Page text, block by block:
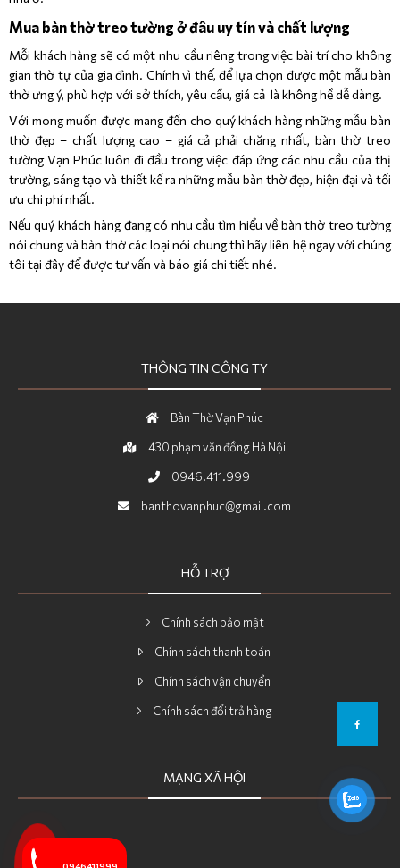
Mua bàn thờ treo tường ở đâu uy tín và chất lượng
Mỗi khách hàng sẽ có một nhu cầu riêng trong việc bài trí cho không
gian thờ tự của gia đình. Chính vì thế, để lựa chọn được một mẫu bàn
thờ ưng ý, phù hợp với sở thích, yêu cầu, giá cả là không hề dễ dàng.
Với mong muốn được mang đến cho quý khách hàng những mẫu bàn
thờ đẹp – chất lượng cao – giá cả phải chăng nhất, bàn thờ treo
tường Vạn Phúc luôn đi đầu trong việc đáp ứng các nhu cầu của thị
trường, sáng tạo và thiết kế ra những mẫu bàn thờ đẹp, hiện đại và tối
ưu chi phí nhất.
Nếu quý khách hàng đang có nhu cầu tìm hiểu về bàn thờ treo tường
nói chung và bàn thờ các loại nói chung thì hãy liên hệ ngay với chúng
tôi tại đây để được tư vấn và báo giá chi tiết nhé.
THÔNG TIN CÔNG TY
Bàn Thờ Vạn Phúc
430 phạm văn đồng Hà Nội
0946.411.999
banthovanphuc@gmail.com
HỖ TRỢ
Chính sách bảo mật
Chính sách thanh toán
Chính sách vận chuyển
Chính sách đổi trả hàng
MẠNG XÃ HỘI